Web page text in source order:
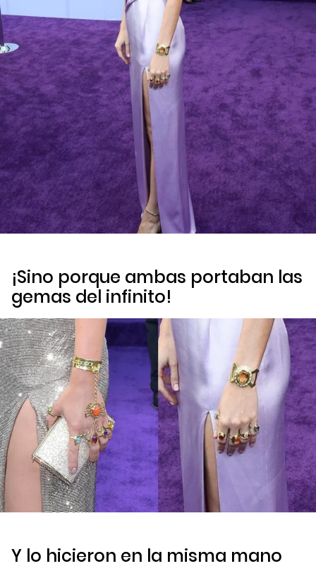
¡Sino porque ambas portaban las
gemas del infinito!
Y lo hicieron en la misma mano